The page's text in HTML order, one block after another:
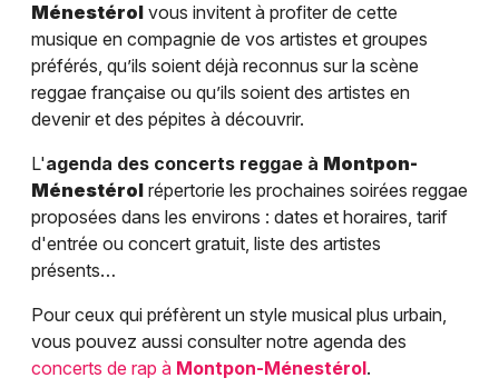
Ménestérol vous invitent à profiter de cette
musique en compagnie de vos artistes et groupes
préférés, qu’ils soient déjà reconnus sur la scène
reggae française ou qu’ils soient des artistes en
devenir et des pépites à découvrir.
L'agenda des concerts reggae à Montpon-
Ménestérol répertorie les prochaines soirées reggae
proposées dans les environs : dates et horaires, tarif
d'entrée ou concert gratuit, liste des artistes
présents…
Pour ceux qui préfèrent un style musical plus urbain,
vous pouvez aussi consulter notre agenda des
concerts de rap à Montpon-Ménestérol.